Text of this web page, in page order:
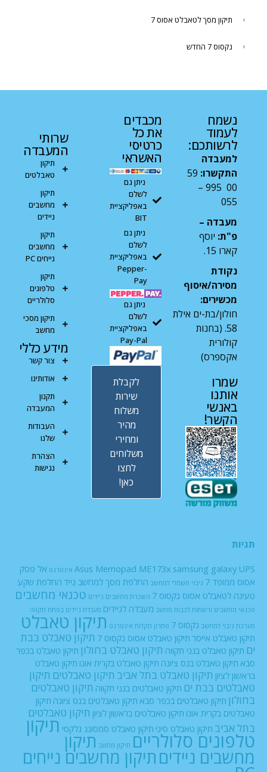
תיקון מסך לטאבלט אסוס 7
נקסוס 7 החדש
נשמח
לעמוד
לרשותכם:
למעבדה
התקשרו: 59
00 995 –
055
מעבדה –
פ"ת: יוסף
קארו 15.
נקודת
מסירה/איסוף
מכשירים:
חולון/בת-ים אילת
58. (בחנות
קולורית
אקספרס)
שמרו
אותנו
באנשי
הקשר!
מכבדים
את כל
כרטיסי
האשראי
ניתן גם
לשלם
באפליקציית
BIT
ניתן גם
לשלם
באפליקציית
Pepper-
Pay
ניתן גם
לשלם
באפליקציית
Pay-Pal
לקבלת
שירות
משלוח
מהיר
ומחירי
משלוחים
לחצו
כאן!
שרותי
המעבדה
תיקון
טאבלטים
תיקון
מחשבים
ניידים
תיקון
מחשבים
נייחים PC
תיקון
טלפונים
סלולריים
תיקון מסכי
מחשב
מידע כללי
צור קשר
אודותינו
תקנון
המעבדה
העבודות
שלנו
הצהרת
נגישות
תגיות
Asus Memopad ME173x samsung galaxy UPS אינטרנט אל פסק
אסוס ממופד 7
גיבוי חשמלי למחשב החלפת מסך למחשב נייד החלפת שקע
טעינה לטאבלט אסוס נקסוס 7
השכרת מחשבים ניידים טכנאי מחשבים
טכנאי מחשבים ורשתות לכבות מחשב מעבדה לניידים מעבדת ניידים בפתח תקווה
מערכת גיבוי למחשב נקסוס 7 פתרון תקלות אינטרנט תיקון טאבלט
תיקון טאבלט אייסר תיקון טאבלט אסוס נקסוס 7
תיקון טאבלט בבת
ים תיקון טאבלט בגני תקווה תיקון טאבלט בחולון תיקון טאבלט בכפר
סבא תיקון טאבלט בנס ציונה תיקון טאבלט בקרית אונו תיקון טאבלט
בראשון לציון תיקון טאבלט בתל אביב תיקון טאבלטים תיקון
טאבלטים בבת ים תיקון טאבלטים בגני תקווה תיקון טאבלטים
בחולון תיקון טאבלטים בכפר סבא תיקון טאבלטים בנס ציונה תיקון
טאבלטים בקרית אונו תיקון טאבלטים בראשון לציון תיקון טאבלטים
בתל אביב תיקון טאבלט סיני תיקון טאבלט סמסונג גלקסי תיקון
טלפונים סלולריים תיקון מחשב תיקון
מחשבים ניידיםתיקון מחשבים נייחים